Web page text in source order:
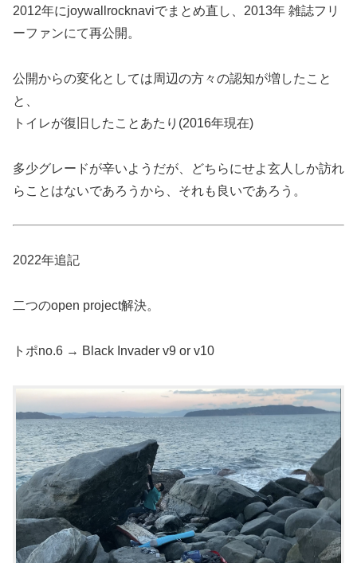
2012年にjoywallrocknaviでまとめ直し、2013年 雑誌フリ
ーファンにて再公開。
公開からの変化としては周辺の方々の認知が増したこと
と、
トイレが復旧したことあたり(2016年現在)
多少グレードが辛いようだが、どちらにせよ玄人しか訪れ
らことはないであろうから、それも良いであろう。
2022年追記
二つのopen project解決。
トポno.6 → Black Invader v9 or v10